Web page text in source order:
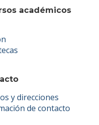
académicos
y direcciones
de contacto